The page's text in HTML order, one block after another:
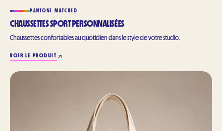
PANTONE MATCHED
CHAUSSETTES SPORT PERSONNALISÉES
Chaussettes confortables au quotidien dans le style de votre studio.
VOIR LE PRODUIT